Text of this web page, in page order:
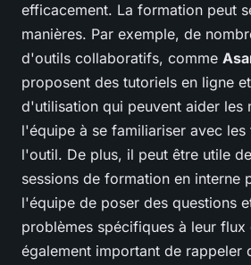
efficacement. La formation peut
manières. Par exemple, de
d'outils collaboratifs, comme
proposent des tutoriels en ligne
d'utilisation qui peuvent aider les
l'équipe à se familiariser avec
l'outil. De plus, il peut être utile
sessions de formation en interne
l'équipe de poser des questions
problèmes spécifiques à leur flux
également important de rappeler